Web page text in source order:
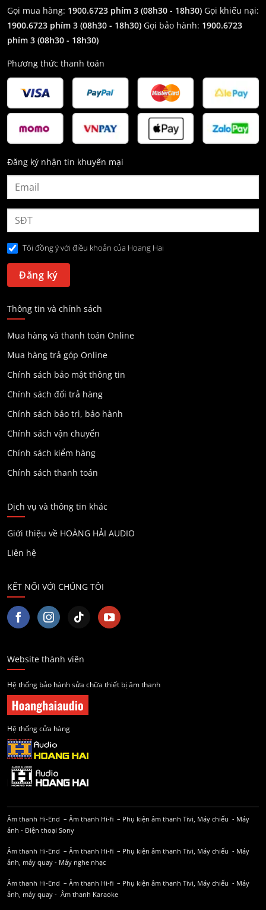
Gọi mua hàng: 1900.6723 phím 3 (08h30 - 18h30) Gọi khiếu nại:
1900.6723 phím 3 (08h30 - 18h30) Gọi bảo hành: 1900.6723
phím 3 (08h30 - 18h30)
Phương thức thanh toán
Đăng ký nhận tin khuyến mại
Tôi đồng ý với điều khoản của Hoang Hai
Thông tin và chính sách
Mua hàng và thanh toán Online
Mua hàng trả góp Online
Chính sách bảo mật thông tin
Chính sách đổi trả hàng
Chính sách bảo trì, bảo hành
Chính sách vận chuyển
Chính sách kiểm hàng
Chính sách thanh toán
Dịch vụ và thông tin khác
Giới thiệu về HOÀNG HẢI AUDIO
Liên hệ
KẾT NỐI VỚI CHÚNG TÔI
Website thành viên
Hệ thống bảo hành sửa chữa thiết bị âm thanh
Hệ thống cửa hàng
Âm thanh Hi-End – Âm thanh Hi-fi – Phụ kiện âm thanh Tivi, Máy chiếu - Máy
ảnh - Điện thoại Sony
Âm thanh Hi-End – Âm thanh Hi-fi – Phụ kiện âm thanh Tivi, Máy chiếu - Máy
ảnh, máy quay - Máy nghe nhạc
Âm thanh Hi-End – Âm thanh Hi-fi – Phụ kiện âm thanh Tivi, Máy chiếu - Máy
ảnh, máy quay - Âm thanh Karaoke